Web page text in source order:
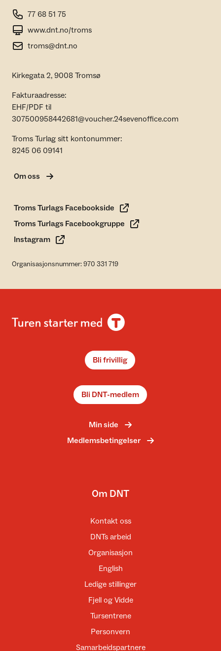
77 68 51 75
www.dnt.no/troms
troms@dnt.no
Kirkegata 2, 9008 Tromsø
Fakturaadresse:
EHF/PDF til
307500958442681@voucher.24sevenoffice.com
Troms Turlag sitt kontonummer:
8245 06 09141
Om oss
Troms Turlags Facebookside
Troms Turlags Facebookgruppe
Instagram
Organisasjonsnummer: 970 331 719
Bli frivillig
Bli DNT-medlem
Min side
Medlemsbetingelser
Om DNT
Kontakt oss
DNTs arbeid
Organisasjon
English
Ledige stillinger
Fjell og Vidde
Tursentrene
Personvern
Samarbeidspartnere